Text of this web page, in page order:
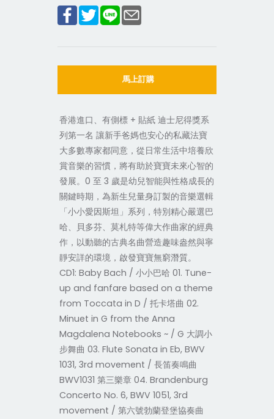
馬上訂購
香港進口、有側標 + 貼紙 迪士尼得獎系
列第一名 讓新手爸媽也安心的私藏法寶
大多數專家都同意，從日常生活中培養欣
賞音樂的習慣，將有助於寶寶未來心智的
發展。0 至 3 歲是幼兒智能與性格成長的
關鍵時期，為新生兒量身訂製的音樂選輯
「小小愛因斯坦」系列，特別精心嚴選巴
哈、貝多芬、莫札特等偉大作曲家的經典
作，以動聽的古典名曲營造趣味盎然與寧
靜安詳的環境，啟發寶寶無窮潛質。
CD1: Baby Bach / 小小巴哈 01. Tune-
up and fanfare based on a theme
from Toccata in D / 托卡塔曲 02.
Minuet in G from the Anna
Magdalena Notebooks ~ / G 大調小
步舞曲 03. Flute Sonata in Eb, BWV
1031, 3rd movement / 長笛奏鳴曲
BWV1031 第三樂章 04. Brandenburg
Concerto No. 6, BWV 1051, 3rd
movement / 第六號勃蘭登堡協奏曲